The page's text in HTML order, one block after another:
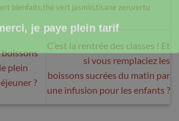
bienfaits,thé vert jasmin,tisane zen,vertu
plein
?
C’est la rentrée des classes ! Et
si vous remplaciez les
boissons sucrées du matin par
une infusion pour les enfants ?